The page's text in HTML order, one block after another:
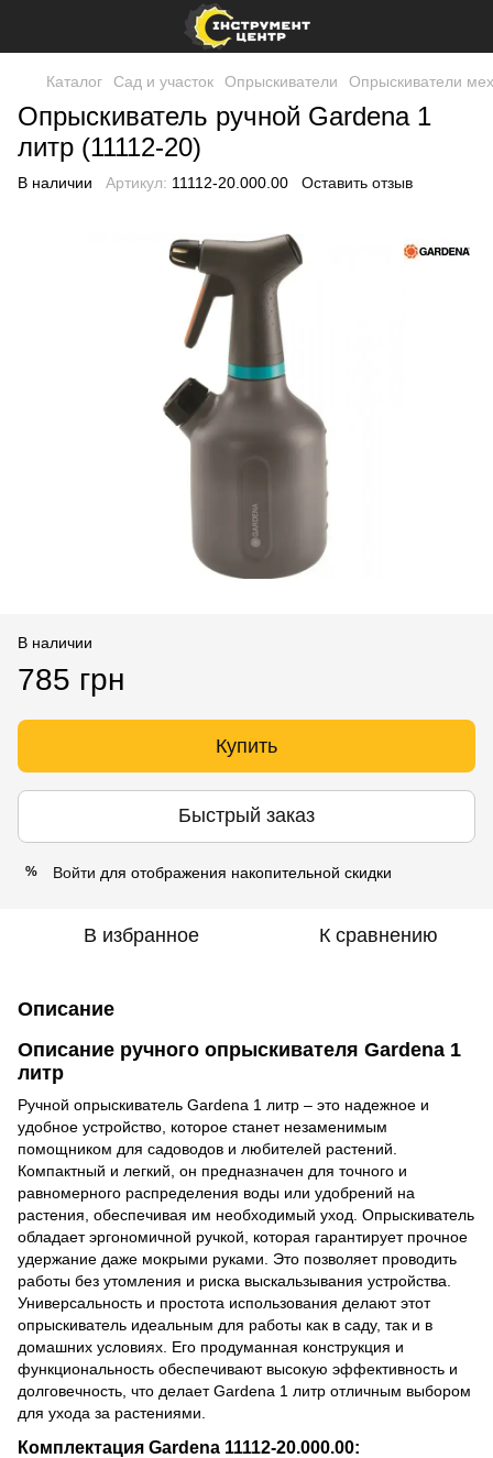
Каталог Сад и участок Опрыскиватели Опрыскиватели
Опрыскиватель ручной Gardena 1
литр (11112-20)
В наличии Артикул: 11112-20.000.00 Оставить отзыв
В наличии
785 грн
Купить
Быстрый заказ
% Войти для отображения накопительной скидки
В избранное К сравнению
Описание
Описание ручного опрыскивателя Gardena 1
литр
Ручной опрыскиватель Gardena 1 литр – это надежное и
удобное устройство, которое станет незаменимым
помощником для садоводов и любителей растений.
Компактный и легкий, он предназначен для точного и
равномерного распределения воды или удобрений на
растения, обеспечивая им необходимый уход. Опрыскиватель
обладает эргономичной ручкой, которая гарантирует прочное
удержание даже мокрыми руками. Это позволяет проводить
работы без утомления и риска выскальзывания устройства.
Универсальность и простота использования делают этот
опрыскиватель идеальным для работы как в саду, так и в
домашних условиях. Его продуманная конструкция и
функциональность обеспечивают высокую эффективность и
долговечность, что делает Gardena 1 литр отличным выбором
для ухода за растениями.
Комплектация Gardena 11112-20.000.00: